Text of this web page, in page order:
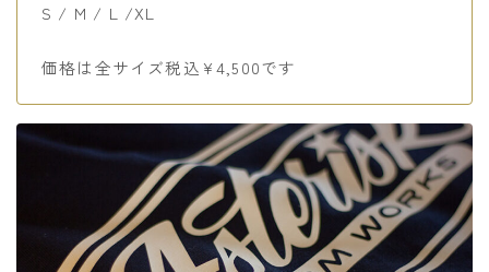
S / M / L /XL
価格は全サイズ税込¥4,500です